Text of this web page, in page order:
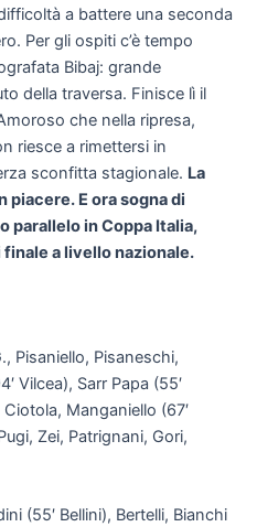
a battere una seconda
Per gli ospiti c’è tempo
Bibaj: grande
della traversa. Finisce lì il
che nella ripresa,
riesce a rimettersi in
sconfitta stagionale. La
piacere. E ora sogna di
parallelo in Coppa Italia,
a livello nazionale.
Pisaniello, Pisaneschi,
Vilcea), Sarr Papa (55′
Manganiello (67′
Zei, Patrignani, Gori,
(55′ Bellini), Bertelli, Bianchi